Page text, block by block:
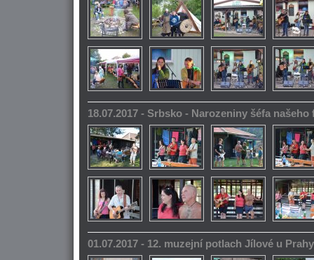
18.07.2017 - Srbsko - Narozeniny šéfa našeho
01.07.2017 - 12. muzejní potlach Jílové u Prahy